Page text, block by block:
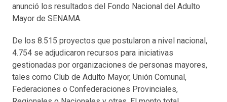
anunció los resultados del Fondo Nacional del Adulto
Mayor de SENAMA.
De los 8.515 proyectos que postularon a nivel nacional,
4.754 se adjudicaron recursos para iniciativas
gestionadas por organizaciones de personas mayores,
tales como Club de Adulto Mayor, Unión Comunal,
Federaciones o Confederaciones Provinciales,